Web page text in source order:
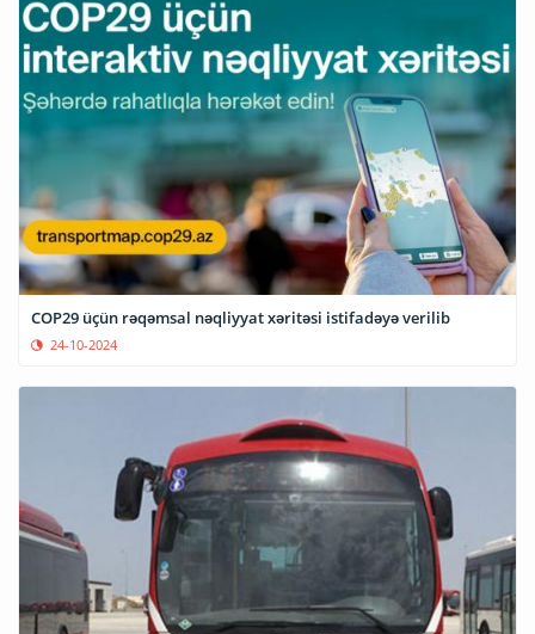
COP29 üçün rəqəmsal nəqliyyat xəritəsi istifadəyə verilib
24-10-2024